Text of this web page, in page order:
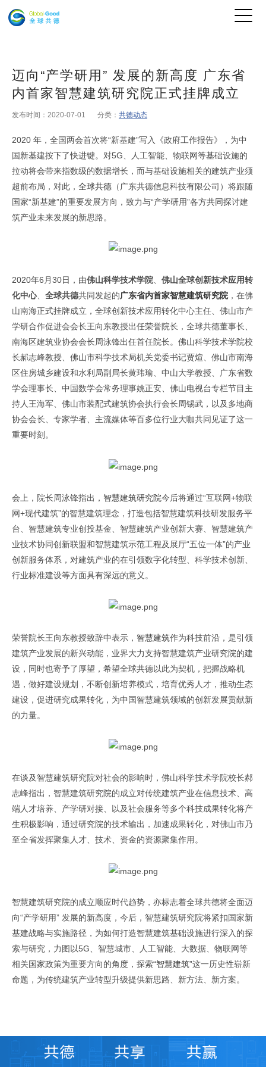
迈向“产学研用” 发展的新高度 广东省
内首家智慧建筑研究院正式挂牌成立
发布时间：2020-07-01 分类： 共德动态
2020 年，全国两会首次将“新基建”写入《政府工作报告》，为中
国新基建按下了快进键。对5G、人工智能、物联网等基础设施的
拉动将会带来指数级的数据增长，而与基础设施相关的建筑产业须
超前布局，对此， 全球共德 （广东共德信息科技有限公司）将跟随
国家“新基建”的重要发展方向，致力与“产学研用”各方共同探讨建
筑产业未来发展的新思路。
2020年6月30日，由佛山科学技术学院、 佛山全球创新技术应用转
化中心、 全球共德共同发起的广东省内首家智慧建筑研究院 ，在佛
山南海正式挂牌成立，全球创新技术应用转化中心主任、佛山市产
学研合作促进会会长王向东教授出任荣誉院长，全球共德董事长、
南海区建筑业协会会长周泳锋出任首任院长。佛山科学技术学院校
长郝志峰教授、佛山市科学技术局机关党委书记贾煊、佛山市南海
区住房城乡建设和水利局副局长黄玮瑜、中山大学教授、广东省数
学会理事长、中国数学会常务理事姚正安、佛山电视台专栏节目主
持人王海军、佛山市装配式建筑协会执行会长周锡武，以及多地商
协会会长、专家学者、主流媒体等百多位行业大咖共同见证了这一
重要时刻。
会上，院长周泳锋指出， 智慧建筑研究院今后将通过“互联网+物联
网+现代建筑”的智慧建筑理念，打造包括智慧建筑科技研发服务平
台、智慧建筑专业创投基金、智慧建筑产业创新大赛、智慧建筑产
业技术协同创新联盟和智慧建筑示范工程及展厅“五位一体”的产业
创新服务体系，对建筑产业的在引领数字化转型、科学技术创新、
行业标准建设等方面具有深远的意义。
荣誉院长王向东教授致辞中表示， 智慧建筑作为科技前沿，是引领
建筑产业发展的新兴动能，业界大力支持智慧建筑产业研究院的建
设，同时也寄予了厚望，希望全球共德以此为契机，把握战略机
遇，做好建设规划，不断创新培养模式，培育优秀人才，推动生态
建设，促进研究成果转化，为中国智慧建筑领域的创新发展贡献新
的力量。
在谈及智慧建筑研究院对社会的影响时，佛山科学技术学院校长郝
志峰指出，智慧建筑研究院的成立对传统建筑产业在信息技术、高
端人才培养、产学研对接、以及社会服务等多个科技成果转化将产
生积极影响，通过研究院的技术输出，加速成果转化，对佛山市乃
至全省发挥聚集人才、技术、资金的资源聚集作用。
智慧建筑研究院的成立顺应时代趋势，亦标志着全球共德将全面迈
向“产学研用” 发展的新高度，今后，智慧建筑研究院将紧扣国家新
基建战略与实施路径，为如何打造智慧建筑基础设施进行深入的探
索与研究，力图以5G、智慧城市、人工智能、大数据、物联网等
相关国家政策为重要方向的角度，探索“智慧建筑”这一历史性崭新
命题，为传统建筑产业转型升级提供新思路、新方法、新方案。